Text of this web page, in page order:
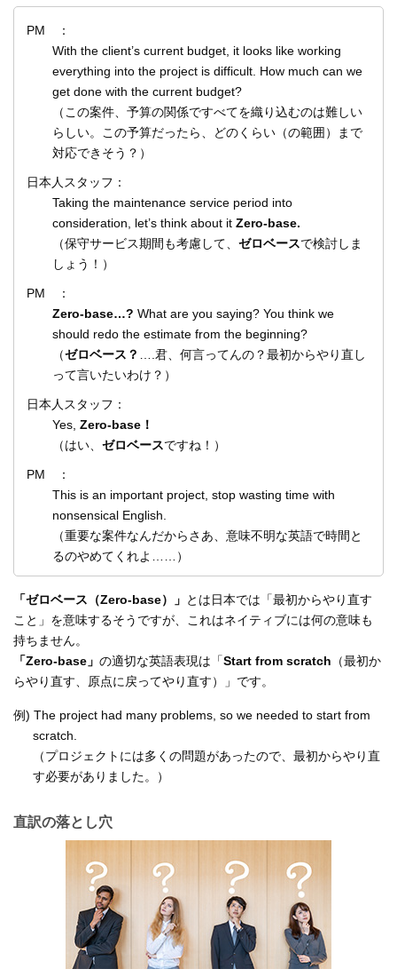
PM ：
With the client’s current budget, it looks like working
everything into the project is difficult. How much can we
get done with the current budget?
（この案件、予算の関係ですべてを織り込むのは難しい
らしい。この予算だったら、どのくらい（の範囲）まで
対応できそう？）
日本人スタッフ：
Taking the maintenance service period into
consideration, let’s think about itZero-base.
（保守サービス期間も考慮して、ゼロベースで検討しま
しょう！）
PM ：
Zero-base…?What are you saying? You think we
should redo the estimate from the beginning?
（ゼロベース？
….君、何言ってんの？最初からやり直し
って言いたいわけ？）
日本人スタッフ：
Yes,Zero-base！
（はい、ゼロベースですね！）
PM ：
This is an important project, stop wasting time with
nonsensical English.
（重要な案件なんだからさあ、意味不明な英語で時間と
るのやめてくれよ……）
「ゼロベース（Zero-base）」 とは日本では「最初からやり直す
こと」を意味するそうですが、これはネイティブには何の意味も
持ちません。
「Zero-base」 の適切な英語表現は「Start from scratch （最初か
らやり直す、原点に戻ってやり直す）」です。
例) The project had many problems, so we needed to start from
scratch.
（プロジェクトには多くの問題があったので、最初からやり直
す必要がありました。）
直訳の落とし穴